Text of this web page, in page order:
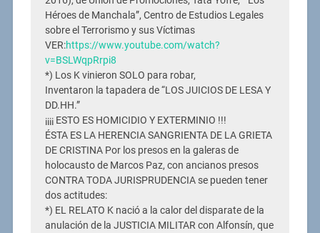
Héroes de Manchala”, Centro de Estudios Legales
sobre el Terrorismo y sus Víctimas
VER:https://www.youtube.com/watch?
v=BSLWqpRrpi8
*) Los K vinieron SOLO para robar,
Inventaron la tapadera de “LOS JUICIOS DE LESA Y
DD.HH.”
¡¡¡¡ ESTO ES HOMICIDIO Y EXTERMINIO !!!
ÉSTA ES LA HERENCIA SANGRIENTA DE LA GRIETA
DE CRISTINA Por los presos en la galeras de
holocausto de Marcos Paz, con ancianos presos
CONTRA TODA JURISPRUDENCIA se pueden tener
dos actitudes:
*) EL RELATO K nació a la calor del disparate de la
anulación de la JUSTICIA MILITAR con Alfonsín, que